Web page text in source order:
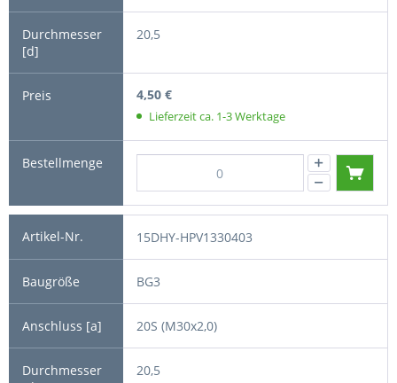
20,5
4,50 €
Lieferzeit ca. 1-3 Werktage
15DHY-HPV1330403
BG3
20S (M30x2,0)
20,5